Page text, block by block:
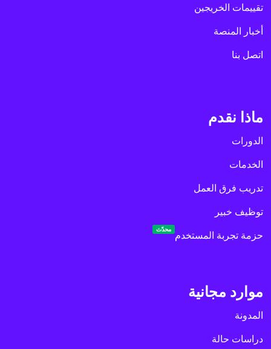
تقييمات الخريجين
أخبار المنصة
اتصل بنا
ماذا نقدم
الدورات
الخدمات
تدريب فرق العمل
توظيف خبير
حزمة تجربة المستخدم
محدّث
موارد مجانية
المدونة
دراسات حالة